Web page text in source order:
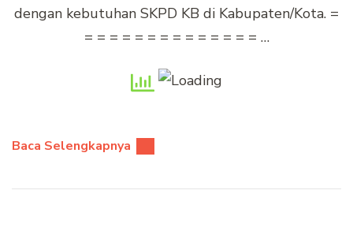
dengan kebutuhan SKPD KB di Kabupaten/Kota. =
= = = = = = = = = = = = = = …
Baca Selengkapnya